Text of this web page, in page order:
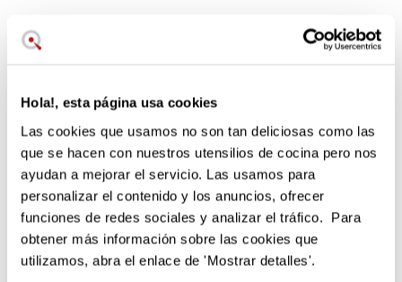
Hola!, esta página usa cookies
Las cookies que usamos no son tan deliciosas como las
que se hacen con nuestros utensilios de cocina pero nos
ayudan a mejorar el servicio. Las usamos para
personalizar el contenido y los anuncios, ofrecer
funciones de redes sociales y analizar el tráfico. Para
obtener más información sobre las cookies que
utilizamos, abra el enlace de 'Mostrar detalles'.
Un mortero fabricado en granito,
de la molienda
cocina, nos presenta este mortero fabricado en su totalidad
(también el pilón) engranito 100%sin ningún tipo de
recubrimientos.
Se trata de un mortero de peso alto,bien robusto
pero que
se maneja muy fácilmente. Es ideal para agilizar el proceso
de molienda y los ingredientes liberan todo su potencial
con resultados gourmet, exquisito.